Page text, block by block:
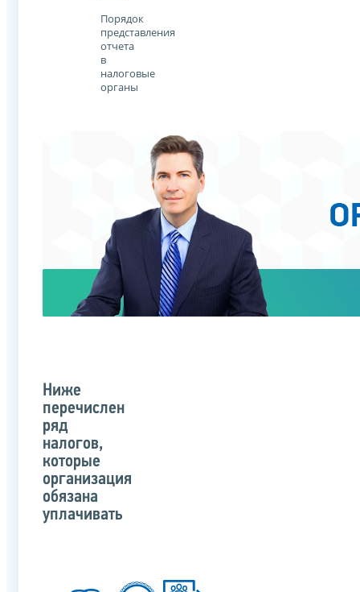
Порядок
представления
отчета
в
налоговые
органы
Ниже
перечислен
ряд
налогов,
которые
организация
обязана
уплачивать